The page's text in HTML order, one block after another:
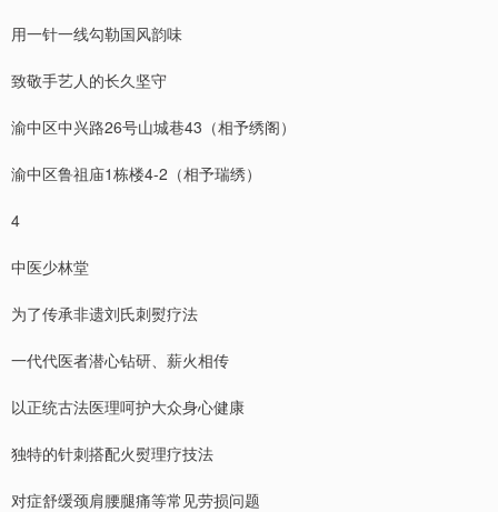
用一针一线勾勒国风韵味
致敬手艺人的长久坚守
渝中区中兴路26号山城巷43（相予绣阁）
渝中区鲁祖庙1栋楼4-2（相予瑞绣）
4
中医少林堂
为了传承非遗刘氏刺熨疗法
一代代医者潜心钻研、薪火相传
以正统古法医理呵护大众身心健康
独特的针刺搭配火熨理疗技法
对症舒缓颈肩腰腿痛等常见劳损问题